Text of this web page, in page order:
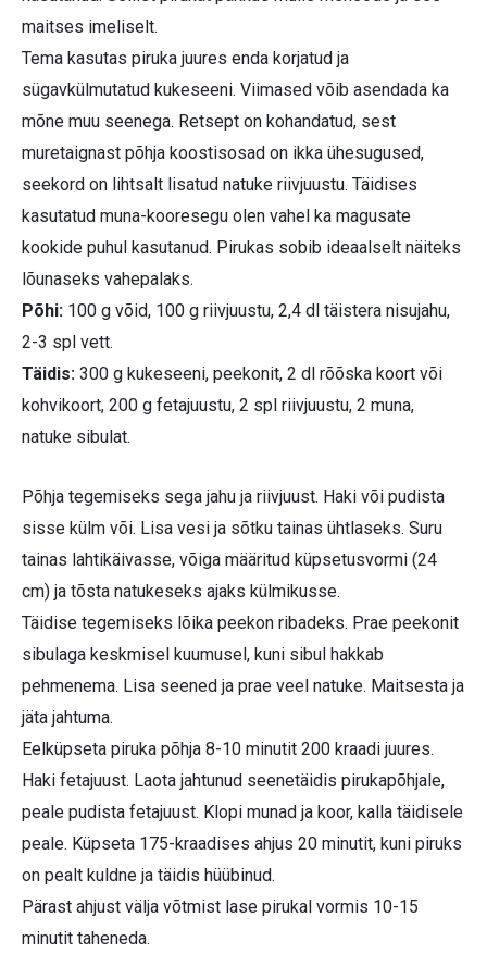
maitses imeliselt.
Tema kasutas piruka juures enda korjatud ja
sügavkülmutatud kukeseeni. Viimased võib asendada ka
mõne muu seenega. Retsept on kohandatud, sest
muretaignast põhja koostisosad on ikka ühesugused,
seekord on lihtsalt lisatud natuke riivjuustu. Täidises
kasutatud muna-kooresegu olen vahel ka magusate
kookide puhul kasutanud. Pirukas sobib ideaalselt näiteks
lõunaseks vahepalaks.
Põhi: 100 g võid, 100 g riivjuustu, 2,4 dl täistera nisujahu,
2-3 spl vett.
Täidis: 300 g kukeseeni, peekonit, 2 dl rõõska koort või
kohvikoort, 200 g fetajuustu, 2 spl riivjuustu, 2 muna,
natuke sibulat.
Põhja tegemiseks sega jahu ja riivjuust. Haki või pudista
sisse külm või. Lisa vesi ja sõtku tainas ühtlaseks. Suru
tainas lahtikäivasse, võiga määritud küpsetusvormi (24
cm) ja tõsta natukeseks ajaks külmikusse.
Täidise tegemiseks lõika peekon ribadeks. Prae peekonit
sibulaga keskmisel kuumusel, kuni sibul hakkab
pehmenema. Lisa seened ja prae veel natuke. Maitsesta ja
jäta jahtuma.
Eelküpseta piruka põhja 8-10 minutit 200 kraadi juures.
Haki fetajuust. Laota jahtunud seenetäidis pirukapõhjale,
peale pudista fetajuust. Klopi munad ja koor, kalla täidisele
peale. Küpseta 175-kraadises ahjus 20 minutit, kuni piruks
on pealt kuldne ja täidis hüübinud.
Pärast ahjust välja võtmist lase pirukal vormis 10-15
minutit taheneda.